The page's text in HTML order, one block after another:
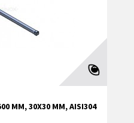
MM, 30X30 MM, AISI304